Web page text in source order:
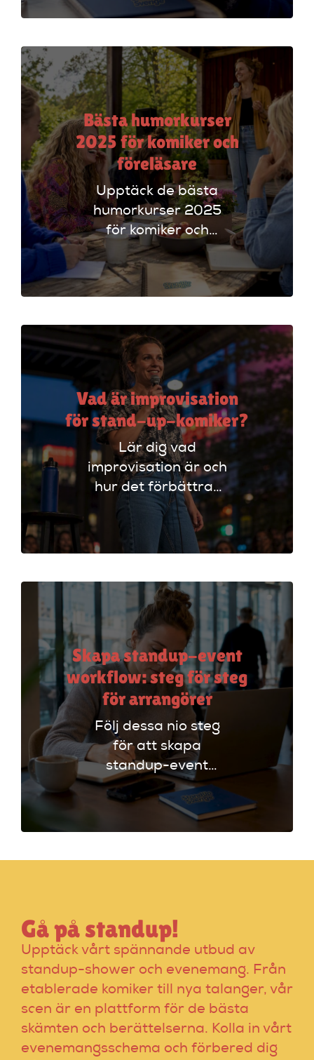
Ticketmaster och
rätt alternativ!
Bästa humorkurser
2025 för komiker och
föreläsare
Upptäck de bästa
humorkurser 2025
för komiker och
föreläsare. Lär dig
tekniker och få
scenerfarenhet med
Vad är improvisation
för stand-up-komiker?
Lär dig vad
improvisation är och
hur det förbättrar
din stand-up!
Upptäck tekniker
som stärker ditt
scenframträdande.
Skapa standup-event
workflow: steg för steg
för arrangörer
Följ dessa nio steg
för att skapa
standup-event
workflow. Planera
effektivt och undvik
vanliga misstag för
Gå på standup!
Upptäck vårt spännande utbud av
standup-shower och evenemang. Från
etablerade komiker till nya talanger, vår
scen är en plattform för de bästa
skämten och berättelserna. Kolla in vårt
evenemangsschema och förbered dig